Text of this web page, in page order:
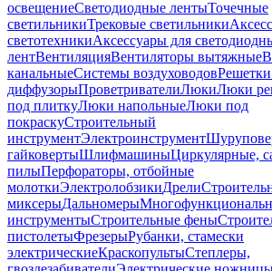
освещениеСветодиодные лентыТочечные
светильникиТрековые светильники
светотехникиАксессуары для
лентВентиляцияВентиляторы вытяжные
канальныеСистемы воздуховодов
диффузорыПроветривателиЛюкиЛюки
под плиткуЛюки напольныеЛюки под
покраскуСтроительный
инструментЭлектроинструмент
гайковертыШлифмашиныЦиркулярные,
пилыПерфораторы, отбойные
молоткиЭлектролобзикиДрели
миксерыДальномеры
инструментыСтроительные фены
пистолетыФрезерыРубанки, стамески
электрическиеКраскопультыСтеплеры,